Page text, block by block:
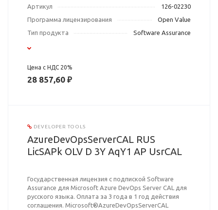
Артикул
126-02230
Программа лицензирования
Open Value
Тип продукта
Software Assurance
Цена с НДС 20%
28 857,60 ₽
DEVELOPER TOOLS
AzureDevOpsServerCAL RUS
LicSAPk OLV D 3Y AqY1 AP UsrCAL
Государственная лицензия с подпиской Software
Assurance для Microsoft Azure DevOps Server CAL для
русского языка. Оплата за 3 года в 1 год действия
соглашения. Microsoft®AzureDevOpsServerCAL